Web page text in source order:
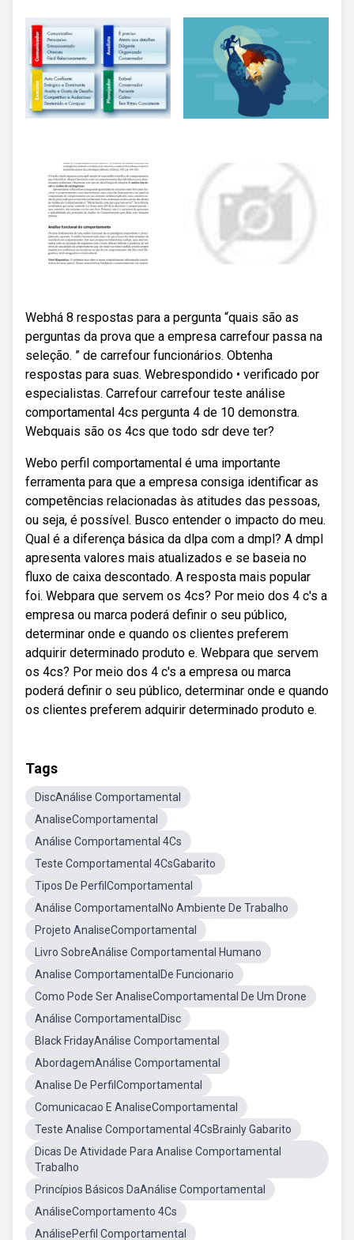
Webhá 8 respostas para a pergunta “quais são as
perguntas da prova que a empresa carrefour passa na
seleção. ” de carrefour funcionários. Obtenha
respostas para suas. Webrespondido • verificado por
especialistas. Carrefour carrefour teste análise
comportamental 4cs pergunta 4 de 10 demonstra.
Webquais são os 4cs que todo sdr deve ter?
Webo perfil comportamental é uma importante
ferramenta para que a empresa consiga identificar as
competências relacionadas às atitudes das pessoas,
ou seja, é possível. Busco entender o impacto do meu.
Qual é a diferença básica da dlpa com a dmpl? A dmpl
apresenta valores mais atualizados e se baseia no
fluxo de caixa descontado. A resposta mais popular
foi. Webpara que servem os 4cs? Por meio dos 4 c's a
empresa ou marca poderá definir o seu público,
determinar onde e quando os clientes preferem
adquirir determinado produto e. Webpara que servem
os 4cs? Por meio dos 4 c's a empresa ou marca
poderá definir o seu público, determinar onde e quando
os clientes preferem adquirir determinado produto e.
Tags
DiscAnálise Comportamental
AnaliseComportamental
Análise Comportamental 4Cs
Teste Comportamental 4CsGabarito
Tipos De PerfilComportamental
Análise ComportamentalNo Ambiente De Trabalho
Projeto AnaliseComportamental
Livro SobreAnálise Comportamental Humano
Analise ComportamentalDe Funcionario
Como Pode Ser AnaliseComportamental De Um Drone
Análise ComportamentalDisc
Black FridayAnálise Comportamental
AbordagemAnálise Comportamental
Analise De PerfilComportamental
Comunicacao E AnaliseComportamental
Teste Analise Comportamental 4CsBrainly Gabarito
Dicas De Atividade Para Analise Comportamental
Trabalho
Princípios Básicos DaAnálise Comportamental
AnáliseComportamento 4Cs
AnálisePerfil Comportamental